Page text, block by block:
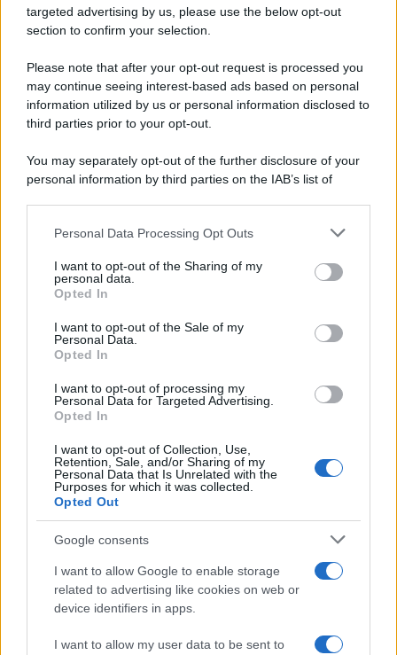
targeted advertising by us, please use the below opt-out
section to confirm your selection.
Please note that after your opt-out request is processed you
may continue seeing interest-based ads based on personal
information utilized by us or personal information disclosed to
third parties prior to your opt-out.
You may separately opt-out of the further disclosure of your
personal information by third parties on the IAB’s list of
This information may also be disclosed by us to third parties
disclose it to other third parties.
Please note that this website/app uses one or more Google
services and may gather and store information including but
not limited to your visit or usage behaviour. You may click to
grant or deny consent to Google and its third-party tags to
consent section.
Personal Data Processing Opt Outs
I want to opt-out of the Sharing of my
personal data.
Opted In
I want to opt-out of the Sale of my
Personal Data.
Opted In
I want to opt-out of processing my
Personal Data for Targeted Advertising.
Opted In
I want to opt-out of Collection, Use,
Retention, Sale, and/or Sharing of my
Personal Data that Is Unrelated with the
Purposes for which it was collected.
Opted Out
Google consents
I want to allow Google to enable storage
related to advertising like cookies on web or
device identifiers in apps.
I want to allow my user data to be sent to